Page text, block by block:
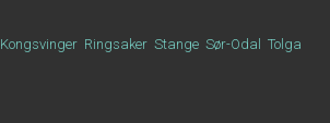
Kongsvinger Ringsaker Stange Sør-Odal
Tolga